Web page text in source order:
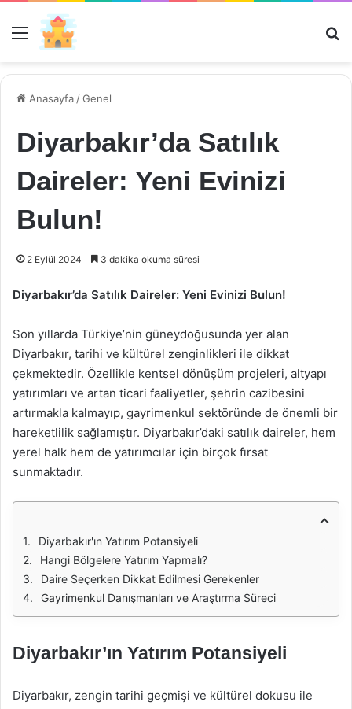
Menü
Anasayfa /Genel
Diyarbakır’da Satılık
Daireler: Yeni Evinizi
Bulun!
2 Eylül 2024 3 dakika okuma süresi
Diyarbakır’da Satılık Daireler: Yeni Evinizi Bulun!
Son yıllarda Türkiye’nin güneydoğusunda yer alan
Diyarbakır, tarihi ve kültürel zenginlikleri ile dikkat
çekmektedir. Özellikle kentsel dönüşüm projeleri, altyapı
yatırımları ve artan ticari faaliyetler, şehrin cazibesini
artırmakla kalmayıp, gayrimenkul sektöründe de önemli bir
hareketlilik sağlamıştır. Diyarbakır’daki satılık daireler, hem
yerel halk hem de yatırımcılar için birçok fırsat
sunmaktadır.
Diyarbakır'ın Yatırım Potansiyeli
Hangi Bölgelere Yatırım Yapmalı?
Daire Seçerken Dikkat Edilmesi Gerekenler
Gayrimenkul Danışmanları ve Araştırma Süreci
Diyarbakır’ın Yatırım Potansiyeli
Diyarbakır, zengin tarihi geçmişi ve kültürel dokusu ile